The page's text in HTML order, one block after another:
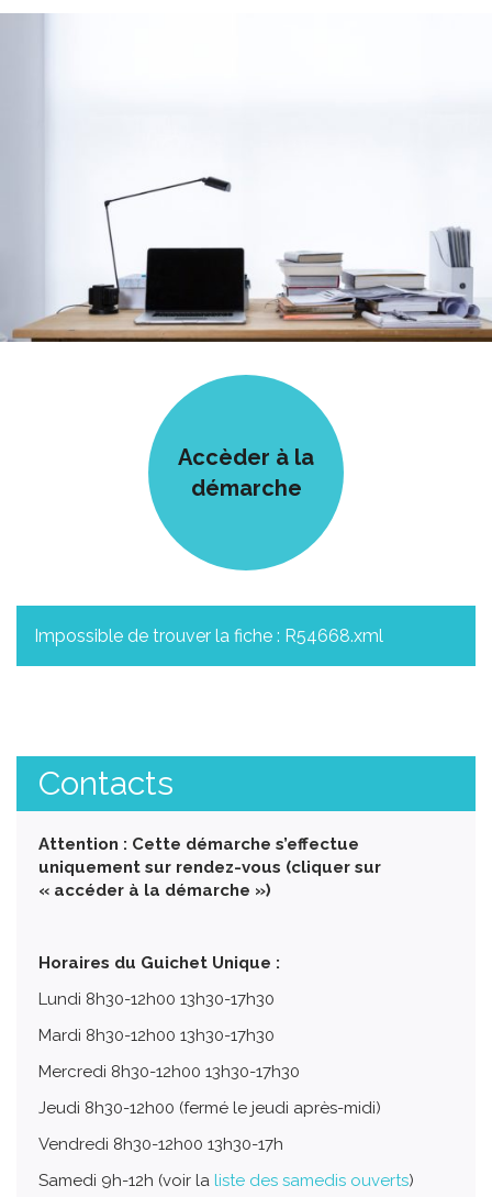
Accèder à la
démarche
Impossible de trouver la fiche : R54668.xml
Contacts
Attention : Cette démarche s’effectue
uniquement sur rendez-vous (cliquer sur
« accéder à la démarche »)
Horaires du Guichet Unique :
Lundi 8h30-12h00 13h30-17h30
Mardi 8h30-12h00 13h30-17h30
Mercredi 8h30-12h00 13h30-17h30
Jeudi 8h30-12h00 (fermé le jeudi après-midi)
Vendredi 8h30-12h00 13h30-17h
Samedi 9h-12h (voir la liste des samedis ouverts)